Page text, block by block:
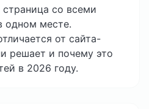
со всеми
одном месте.
от сайта-
решает и почему это
в 2026 году.